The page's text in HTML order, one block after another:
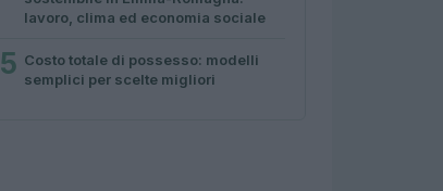
lavoro, clima ed economia sociale
5 Costo totale di possesso: modelli
semplici per scelte migliori